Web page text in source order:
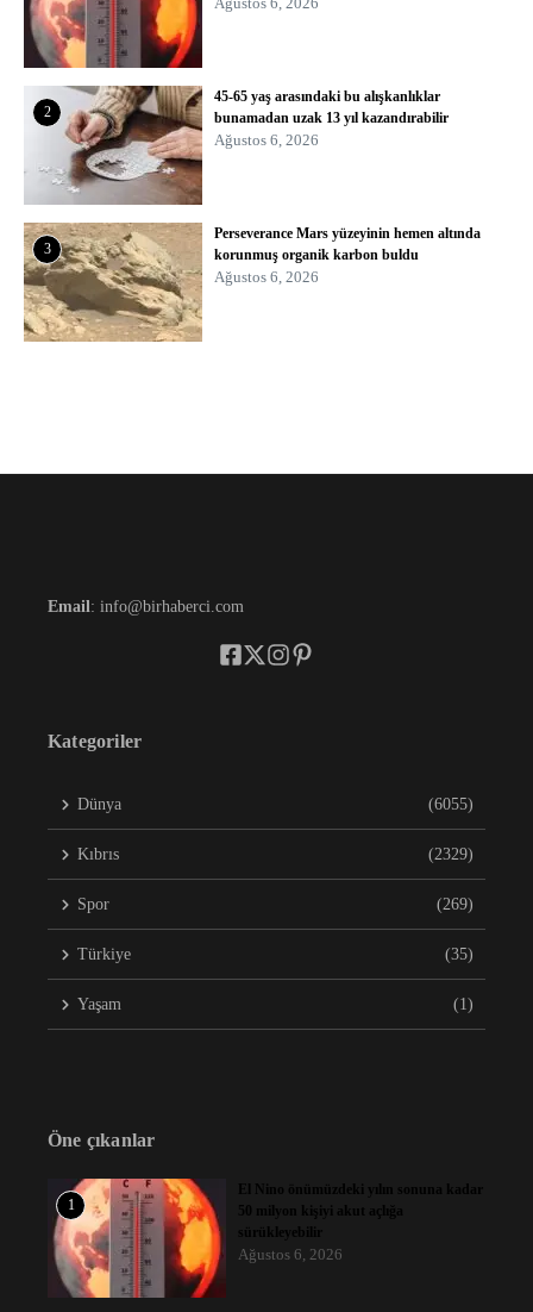
2
45-65 yaş arasındaki bu alışkanlıklar
bunamadan uzak 13 yıl kazandırabilir
Ağustos 6, 2026
3
Perseverance Mars yüzeyinin hemen altında
korunmuş organik karbon buldu
Ağustos 6, 2026
Email: info@birhaberci.com
Kategoriler
Dünya (6055)
Kıbrıs (2329)
Spor (269)
Türkiye (35)
Yaşam (1)
Öne çıkanlar
1
El Nino önümüzdeki yılın sonuna kadar
50 milyon kişiyi akut açlığa
sürükleyebilir
Ağustos 6, 2026